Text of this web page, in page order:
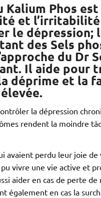
Phos est
et l’irritabilité
le dépression;
des Sels
du Dr
Il aide pour
déprime et la
la dépression
rendent la moindre
avaient perdu leur joie
vivre une vie active et
aider en cas de perte
également en cas la